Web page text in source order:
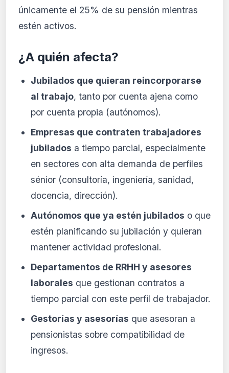
únicamente el 25% de su pensión mientras
estén activos.
¿A quién afecta?
Jubilados que quieran reincorporarse
al trabajo, tanto por cuenta ajena como
por cuenta propia (autónomos).
Empresas que contraten trabajadores
jubilados a tiempo parcial, especialmente
en sectores con alta demanda de perfiles
sénior (consultoría, ingeniería, sanidad,
docencia, dirección).
Autónomos que ya estén jubilados o que
estén planificando su jubilación y quieran
mantener actividad profesional.
Departamentos de RRHH y asesores
laborales que gestionan contratos a
tiempo parcial con este perfil de trabajador.
Gestorías y asesorías que asesoran a
pensionistas sobre compatibilidad de
ingresos.